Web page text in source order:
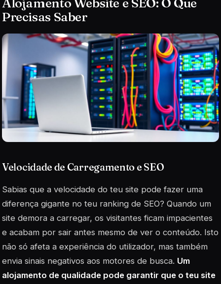
Precisas Saber
Velocidade de Carregamento e SEO
Sabias que a velocidade do teu site pode fazer uma
diferença gigante no teu ranking de SEO? Quando um
site demora a carregar, os visitantes ficam impacientes
e acabam por sair antes mesmo de ver o conteúdo. Isto
não só afeta a experiência do utilizador, mas também
envia sinais negativos aos motores de busca. Um
alojamento de qualidade pode garantir que o teu site